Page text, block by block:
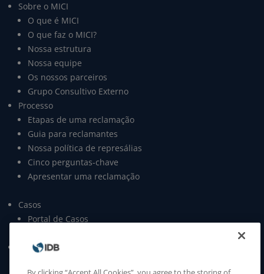
Sobre o MICI
O que é MICI
O que faz o MICI?
Nossa estrutura
Nossa equipe
Os nossos parceiros
Grupo Consultivo Externo
Processo
Etapas de uma reclamação
Guia para reclamantes
Nossa política de represálias
Cinco perguntas-chave
Apresentar uma reclamação
Casos
Portal de Casos
Publicações